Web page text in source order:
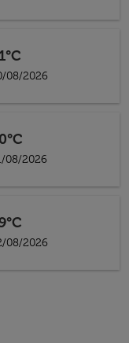
08/2026
08/2026
08/2026